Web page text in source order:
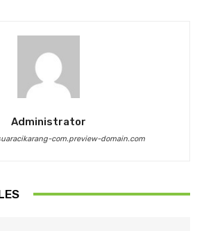
Administrator
com.preview-domain.com